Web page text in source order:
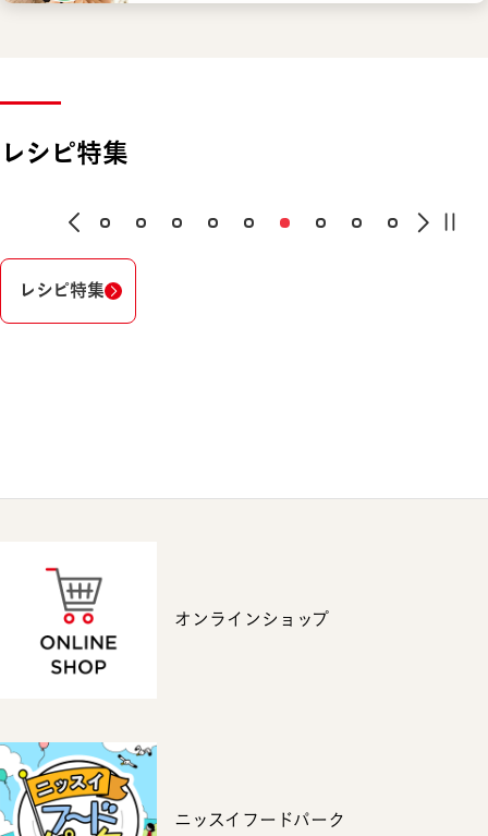
レシピ特集
レシピ特集
オンラインショップ
ニッスイフードパーク